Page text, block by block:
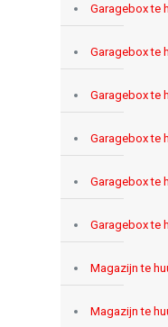
Garagebox te
Garagebox te
Garagebox te
Garagebox te
Garagebox te
Garagebox te
Magazijn te
Magazijn te